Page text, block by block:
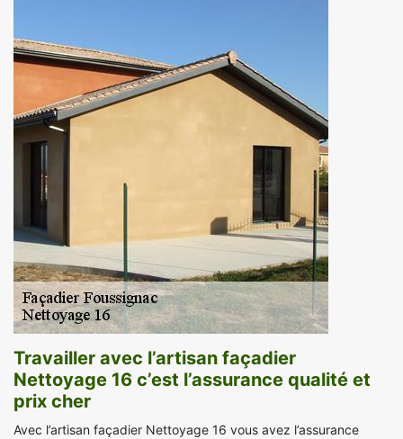
Travailler avec l’artisan façadier
Nettoyage 16 c’est l’assurance qualité et
prix cher
Avec l’artisan façadier Nettoyage 16 vous avez l’assurance